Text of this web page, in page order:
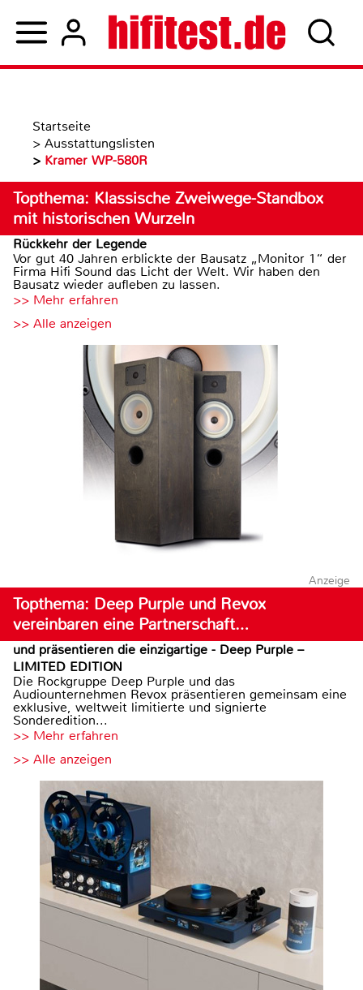
Startseite
> Ausstattungslisten
> Kramer WP-580R
Topthema: Klassische Zweiwege-Standbox
mit historischen Wurzeln
Rückkehr der Legende
Vor gut 40 Jahren erblickte der Bausatz „Monitor 1“ der
Firma Hifi Sound das Licht der Welt. Wir haben den
Bausatz wieder aufleben zu lassen.
>> Mehr erfahren
>> Alle anzeigen
Anzeige
Topthema: Deep Purple und Revox
vereinbaren eine Partnerschaft…
und präsentieren die einzigartige - Deep Purple –
LIMITED EDITION
Die Rockgruppe Deep Purple und das
Audiounternehmen Revox präsentieren gemeinsam eine
exklusive, weltweit limitierte und signierte
Sonderedition...
>> Mehr erfahren
>> Alle anzeigen